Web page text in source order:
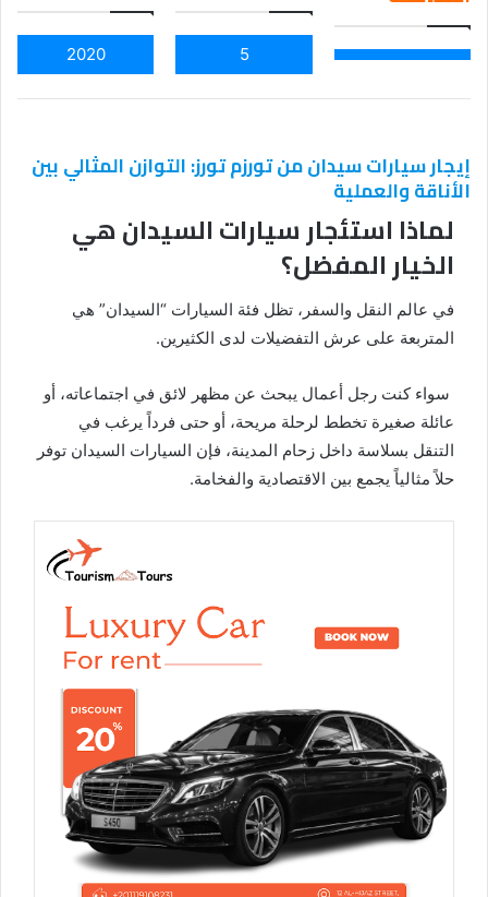
5
2020
إيجار سيارات سيدان من تورزم تورز: التوازن المثالي بين
الأناقة والعملية
لماذا استئجار سيارات السيدان هي
الخيار المفضل؟
في عالم النقل والسفر، تظل فئة السيارات “السيدان” هي
المتربعة على عرش التفضيلات لدى الكثيرين.
سواء كنت رجل أعمال يبحث عن مظهر لائق في اجتماعاته، أو
عائلة صغيرة تخطط لرحلة مريحة، أو حتى فرداً يرغب في
التنقل بسلاسة داخل زحام المدينة، فإن السيارات السيدان توفر
حلاً مثالياً يجمع بين الاقتصادية والفخامة.